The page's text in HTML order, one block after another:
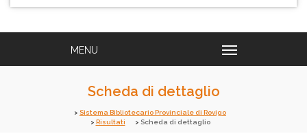
Scheda di dettaglio
Sistema Bibliotecario Provinciale di Rovigo
Risultati
Scheda di dettaglio